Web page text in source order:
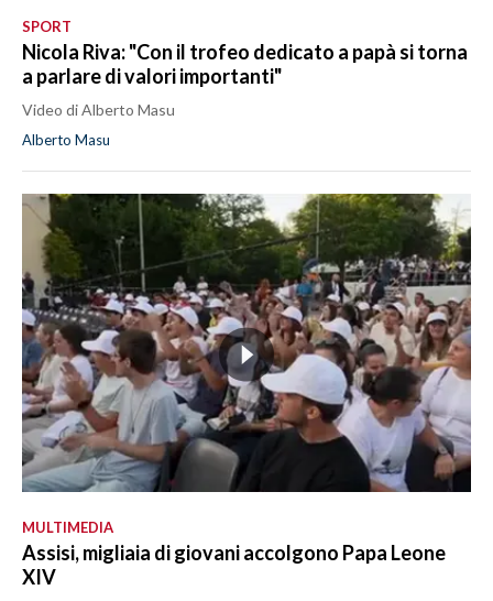
SPORT
Nicola Riva: "Con il trofeo dedicato a papà si torna
a parlare di valori importanti"
Video di Alberto Masu
Alberto Masu
MULTIMEDIA
Assisi, migliaia di giovani accolgono Papa Leone
XIV